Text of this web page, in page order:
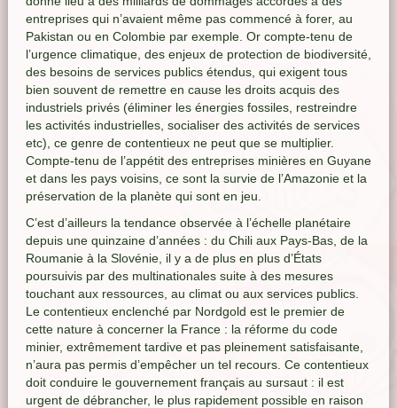
entreprises qui n’avaient même pas commencé à forer, au
Pakistan ou en Colombie par exemple. Or compte-tenu de
l’urgence climatique, des enjeux de protection de biodiversité,
des besoins de services publics étendus, qui exigent tous
bien souvent de remettre en cause les droits acquis des
industriels privés (éliminer les énergies fossiles, restreindre
les activités industrielles, socialiser des activités de services
etc), ce genre de contentieux ne peut que se multiplier.
Compte-tenu de l’appétit des entreprises minières en Guyane
et dans les pays voisins, ce sont la survie de l’Amazonie et la
préservation de la planète qui sont en jeu.
C’est d’ailleurs la tendance observée à l’échelle planétaire
depuis une quinzaine d’années : du Chili aux Pays-Bas, de la
Roumanie à la Slovénie, il y a de plus en plus d’États
poursuivis par des multinationales suite à des mesures
touchant aux ressources, au climat ou aux services publics.
Le contentieux enclenché par Nordgold est le premier de
cette nature à concerner la France : la réforme du code
minier, extrêmement tardive et pas pleinement satisfaisante,
n’aura pas permis d’empêcher un tel recours. Ce contentieux
doit conduire le gouvernement français au sursaut : il est
urgent de débrancher, le plus rapidement possible en raison